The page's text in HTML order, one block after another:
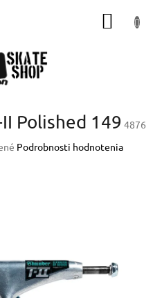
Polished 149 4876
Podrobnosti hodnotenia